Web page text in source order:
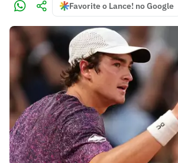
Favorite o Lance! no Google